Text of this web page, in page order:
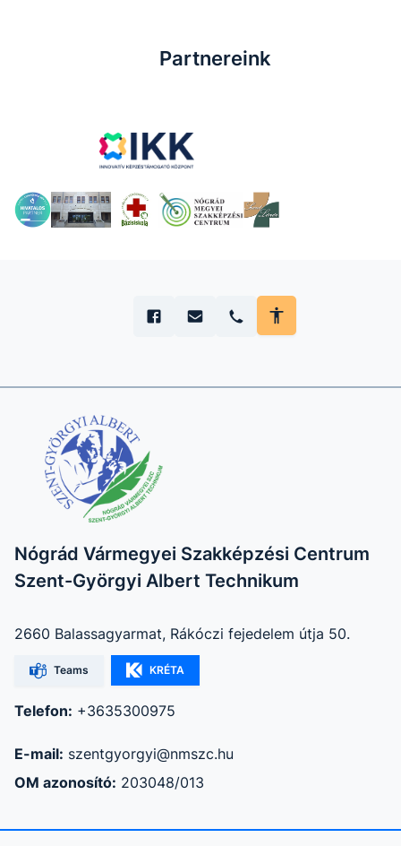
Partnereink
Nógrád Vármegyei Szakképzési Centrum
Szent-Györgyi Albert Technikum
2660 Balassagyarmat, Rákóczi fejedelem útja 50.
Teams KRÉTA
Telefon: +3635300975
E-mail: szentgyorgyi@nmszc.hu
OM azonosító: 203048/013